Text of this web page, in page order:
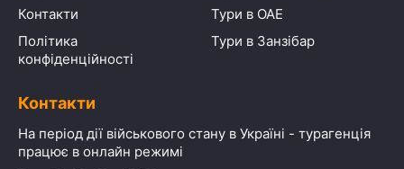
Контакти
Політика
конфіденційності
Тури в ОАЕ
Тури в Занзібар
Контакти
На період дії військового стану в Україні - турагенція
працює в онлайн режимі